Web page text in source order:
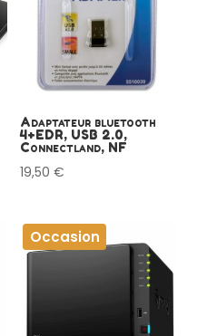
Adaptateur bluetooth
4+EDR, USB 2.0,
Connectland, NF
19,50€
Occasion